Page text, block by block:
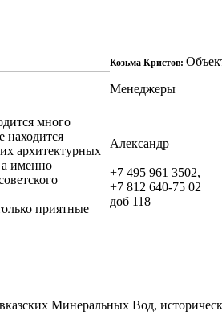
Козьма Кристов:
Менеджеры
Александр
+7 495 961 3502,
+7 812 640-75 02
доб 118
много
находится
архитектурных
а именно
приятные
Минеральных Вод,